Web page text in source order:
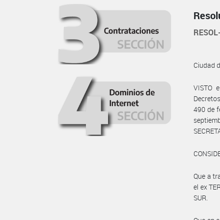
Ciudad
VISTO
490 de
Que a
el ex
SUR.